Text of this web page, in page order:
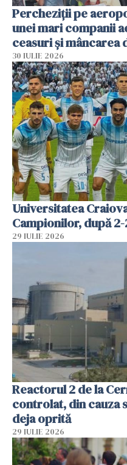
Percheziții pe
unei mari companii
ceasuri și mâncarea
30 IULIE 2026
Universitatea
Campionilor, după
29 IULIE 2026
Reactorul 2 de la
controlat, din cauza
deja oprită
29 IULIE 2026